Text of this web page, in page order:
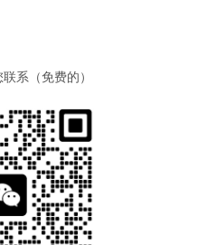
系（免费的）